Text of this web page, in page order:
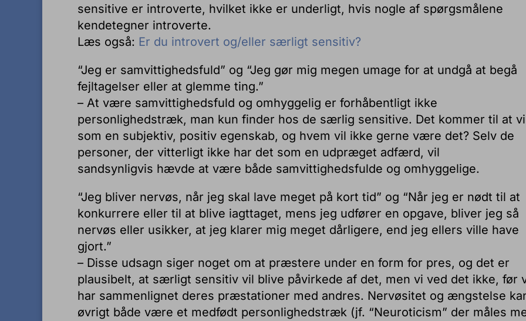
sensitive er introverte, hvilket ikke er underligt, hvis nogle af spørgsmålene
kendetegner introverte.
Læs også: Er du introvert og/eller særligt sensitiv?
“Jeg er samvittighedsfuld” og “Jeg gør mig megen umage for at undgå at begå
fejltagelser eller at glemme ting.”
– At være samvittighedsfuld og omhyggelig er forhåbentligt ikke
personlighedstræk, man kun finder hos de særlig sensitive. Det kommer til at
som en subjektiv, positiv egenskab, og hvem vil ikke gerne være det? Selv de
personer, der vitterligt ikke har det som en udpræget adfærd, vil
sandsynligvis hævde at være både samvittighedsfulde og omhyggelige.
“Jeg bliver nervøs, når jeg skal lave meget på kort tid” og “Når jeg er nødt til at
konkurrere eller til at blive iagttaget, mens jeg udfører en opgave, bliver jeg så
nervøs eller usikker, at jeg klarer mig meget dårligere, end jeg ellers ville have
gjort.”
– Disse udsagn siger noget om at præstere under en form for pres, og det er
plausibelt, at særligt sensitiv vil blive påvirkede af det, men vi ved det ikke, før
har sammenlignet deres præstationer med andres. Nervøsitet og ængstelse
øvrigt både være et medfødt personlighedstræk (jf. “Neuroticism” der måles